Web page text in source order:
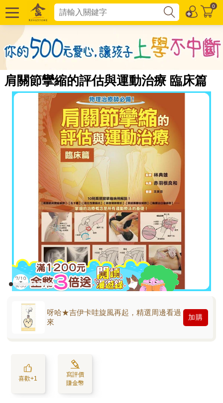
0
肩關節攣縮的評估與運動治療 臨床篇
呀哈★吉伊卡哇旋風再起，精選周邊看過
來
加購
喜歡+1
寫評價
賺金幣